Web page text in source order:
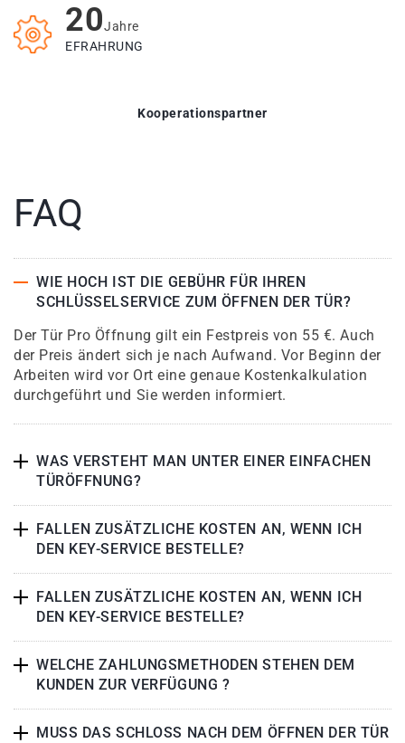
20Jahre
EFRAHRUNG
Kooperationspartner
FAQ
WIE HOCH IST DIE GEBÜHR FÜR IHREN
SCHLÜSSELSERVICE ZUM ÖFFNEN DER TÜR?
Der Tür Pro Öffnung gilt ein Festpreis von 55 €. Auch
der Preis ändert sich je nach Aufwand. Vor Beginn der
Arbeiten wird vor Ort eine genaue Kostenkalkulation
durchgeführt und Sie werden informiert.
WAS VERSTEHT MAN UNTER EINER EINFACHEN
TÜRÖFFNUNG?
FALLEN ZUSÄTZLICHE KOSTEN AN, WENN ICH
DEN KEY-SERVICE BESTELLE?
FALLEN ZUSÄTZLICHE KOSTEN AN, WENN ICH
DEN KEY-SERVICE BESTELLE?
WELCHE ZAHLUNGSMETHODEN STEHEN DEM
KUNDEN ZUR VERFÜGUNG ?
MUSS DAS SCHLOSS NACH DEM ÖFFNEN DER TÜR